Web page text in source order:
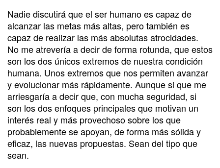
Nadie discutirá que el ser humano es capaz de
alcanzar las metas más altas, pero también es
capaz de realizar las más absolutas atrocidades.
No me atrevería a decir de forma rotunda, que estos
son los dos únicos extremos de nuestra condición
humana. Unos extremos que nos permiten avanzar
y evolucionar más rápidamente. Aunque si que me
arriesgaría a decir que, con mucha seguridad, si
son los dos enfoques principales que motivan un
interés real y más provechoso sobre los que
probablemente se apoyan, de forma más sólida y
eficaz, las nuevas propuestas. Sean del tipo que
sean.